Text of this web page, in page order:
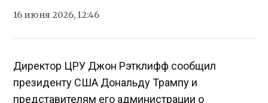
16 июня 2026, 12:46
Директор ЦРУ Джон Рэтклифф сообщил
президенту США Дональду Трампу и
представителям его администрации о